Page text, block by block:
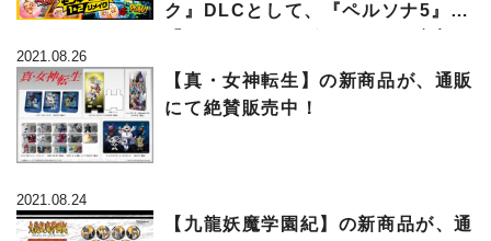
ク』DLCとして、『ペルソナ5』の
開!
2021.08.26
【真・女神転生】の新商品が、通販
にて絶賛販売中！
2021.08.24
【九龍妖魔学園紀】の新商品が、通